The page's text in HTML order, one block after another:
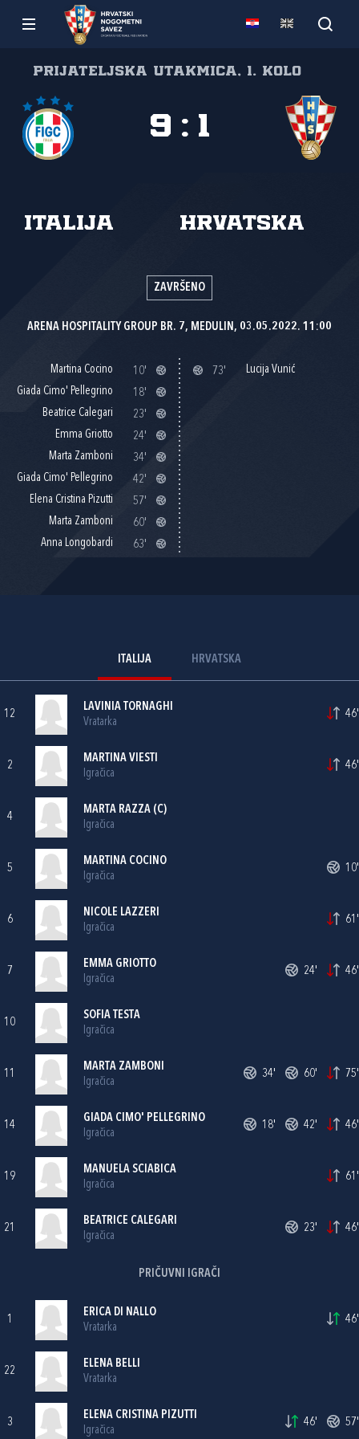
Prijateljska utakmica, 1. kolo
Italija Hrvatska
9 : 1
ZAVRŠENO
ARENA HOSPITALITY GROUP BR. 7, MEDULIN, 03.05.2022. 11:00
Martina Cocino
10'
Giada Cimo' Pellegrino
18'
Beatrice Calegari
23'
Emma Griotto
24'
Marta Zamboni
34'
Giada Cimo' Pellegrino
42'
Elena Cristina Pizutti
57'
Marta Zamboni
60'
Anna Longobardi
63'
73' Lucija Vunić
ITALIJA HRVATSKA
12
LAVINIA TORNAGHI
Vratarka
46'
2
MARTINA VIESTI
Igračica
46'
4
MARTA RAZZA (C)
Igračica
5
MARTINA COCINO
Igračica
10'
6
NICOLE LAZZERI
Igračica
61'
7
EMMA GRIOTTO
Igračica
24' 46'
10
SOFIA TESTA
Igračica
11
MARTA ZAMBONI
Igračica
34' 60' 75'
14
GIADA CIMO' PELLEGRINO
Igračica
18' 42' 46'
19
MANUELA SCIABICA
Igračica
61'
21
BEATRICE CALEGARI
Igračica
23' 46'
PRIČUVNI IGRAČI
1
ERICA DI NALLO
Vratarka
46'
22
ELENA BELLI
Vratarka
3
ELENA CRISTINA PIZUTTI
Igračica
46' 57'